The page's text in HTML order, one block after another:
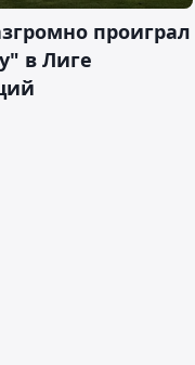
проиграл
в Лиге